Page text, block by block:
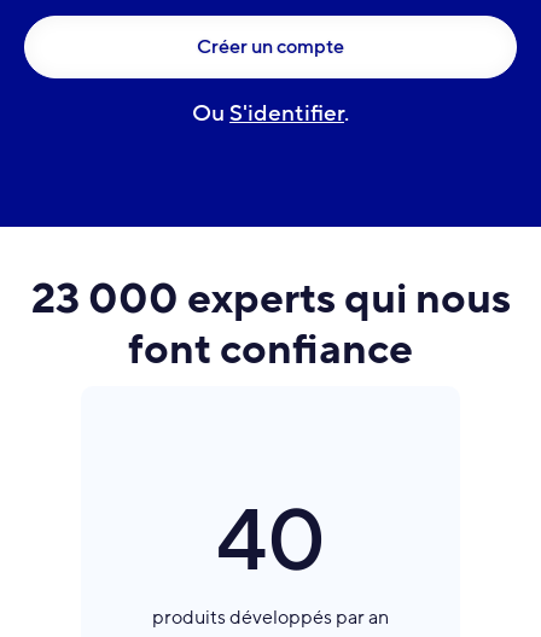
Créer un compte
Ou S'identifier.
23 000 experts qui nous
font confiance
40
produits développés par an